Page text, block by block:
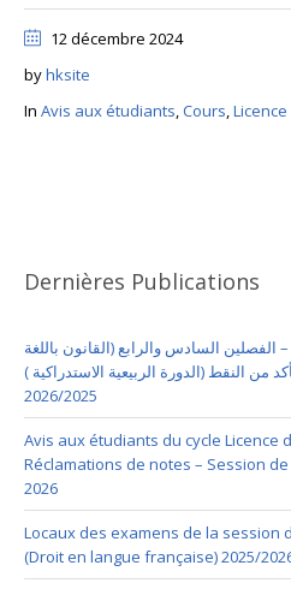
12 décembre 2024
byhksite
In Avis aux étudiants,Cours,Licence
Dernières Publications
الفصلين السادس والرابع (القانون باللغة
من النقط (الدورة الربيعية الاستدراكية )
2026/2025
Avis aux étudiants du cycle Licence
Réclamations de notes – Session
2026
Locaux des examens de la session
(Droit en langue française) 2025/